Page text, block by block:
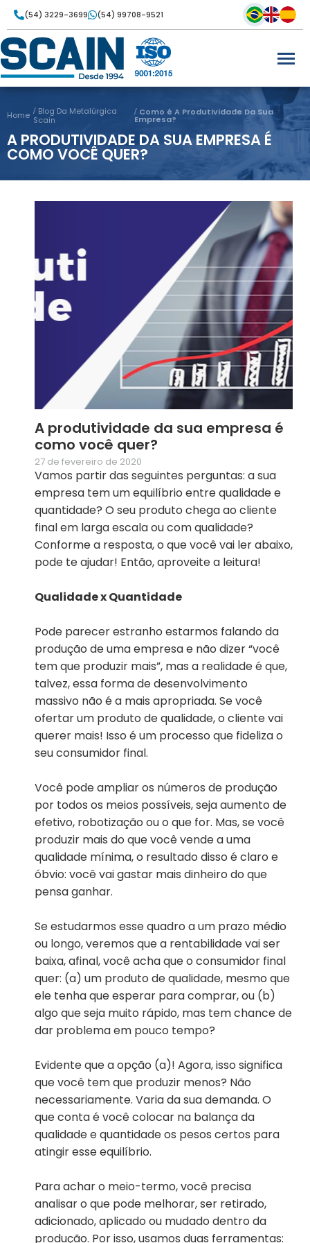
(54) 3229-3699 (54) 99708-9521
Home
Blog Da Metalúrgica
Scain
Como é A Produtividade Da Sua
Empresa?
A PRODUTIVIDADE DA SUA EMPRESA É
COMO VOCÊ QUER?
A produtividade da sua empresa é
como você quer?
27 de fevereiro de 2020
Vamos partir das seguintes perguntas: a sua
empresa tem um equilíbrio entre qualidade e
quantidade? O seu produto chega ao cliente
final em larga escala ou com qualidade?
Conforme a resposta, o que você vai ler abaixo,
pode te ajudar! Então, aproveite a leitura!
Qualidade x Quantidade
Pode parecer estranho estarmos falando da
produção de uma empresa e não dizer “você
tem que produzir mais”, mas a realidade é que,
talvez, essa forma de desenvolvimento
massivo não é a mais apropriada. Se você
ofertar um produto de qualidade, o cliente vai
querer mais! Isso é um processo que fideliza o
seu consumidor final.
Você pode ampliar os números de produção
por todos os meios possíveis, seja aumento de
efetivo, robotização ou o que for. Mas, se você
produzir mais do que você vende a uma
qualidade mínima, o resultado disso é claro e
óbvio: você vai gastar mais dinheiro do que
pensa ganhar.
Se estudarmos esse quadro a um prazo médio
ou longo, veremos que a rentabilidade vai ser
baixa, afinal, você acha que o consumidor final
quer: (a) um produto de qualidade, mesmo que
ele tenha que esperar para comprar, ou (b)
algo que seja muito rápido, mas tem chance de
dar problema em pouco tempo?
Evidente que a opção (a)! Agora, isso significa
que você tem que produzir menos? Não
necessariamente. Varia da sua demanda. O
que conta é você colocar na balança da
qualidade e quantidade os pesos certos para
atingir esse equilíbrio.
Para achar o meio-termo, você precisa
analisar o que pode melhorar, ser retirado,
adicionado, aplicado ou mudado dentro da
produção. Por isso, usamos duas ferramentas: